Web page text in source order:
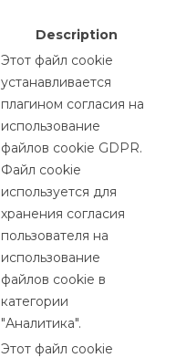
Description
Этот файл cookie
устанавливается
плагином согласия на
использование
файлов cookie GDPR.
Файл cookie
используется для
хранения согласия
пользователя на
использование
файлов cookie в
категории
"Аналитика".
Этот файл cookie